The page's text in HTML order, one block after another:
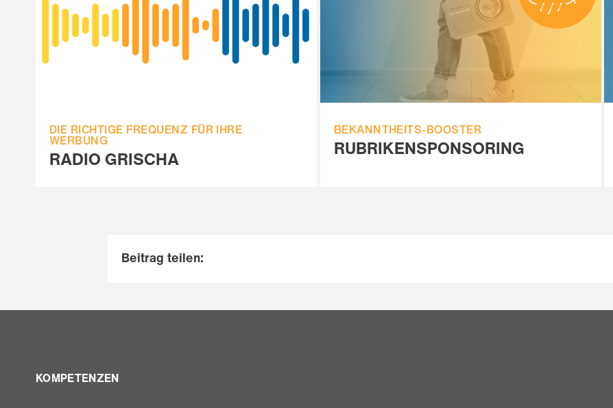
DIE RICHTIGE FREQUENZ FÜR IHRE
WERBUNG
RADIO GRISCHA
BEKANNTHEITS-BOOSTER
RUBRIKENSPONSORING
Beitrag teilen:
KOMPETENZEN